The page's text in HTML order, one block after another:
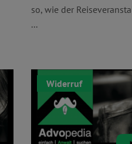
so, wie der
...
Widerruf